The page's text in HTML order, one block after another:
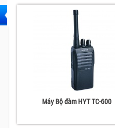
Máy Bộ đàm HYT TC-600